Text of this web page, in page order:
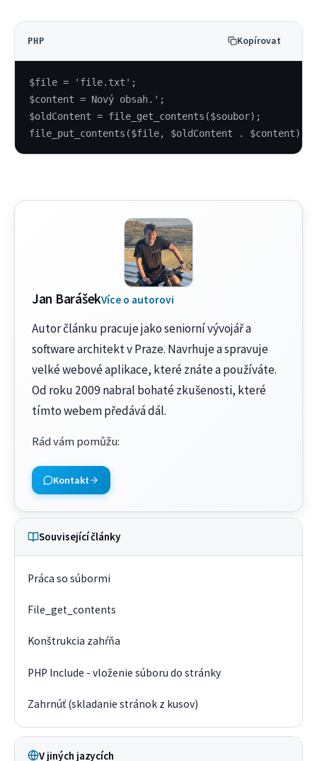
PHP Kopírovat
$file = 'file.txt';
$content = Nový obsah.';
$oldContent = file_get_contents($soubor);
file_put_contents($file, $oldContent . $content);
Jan BarášekVíce o autorovi
Autor článku pracuje jako seniorní vývojář a
software architekt v Praze. Navrhuje a spravuje
velké webové aplikace, které znáte a používáte.
Od roku 2009 nabral bohaté zkušenosti, které
tímto webem předává dál.
Rád vám pomůžu:
Kontakt
Související články
Práca so súbormi
File_get_contents
Konštrukcia zahŕňa
PHP Include - vloženie súboru do stránky
Zahrnúť (skladanie stránok z kusov)
V jiných jazycích